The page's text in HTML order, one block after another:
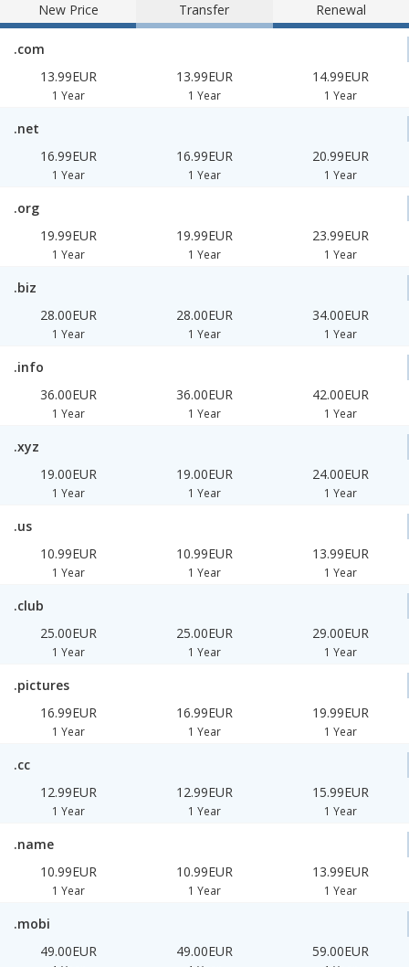
New Price
Transfer Renewal
.com
13.99EUR
1 Year
13.99EUR
1 Year
14.99EUR
1 Year
.net
16.99EUR
1 Year
16.99EUR
1 Year
20.99EUR
1 Year
.org
19.99EUR
1 Year
19.99EUR
1 Year
23.99EUR
1 Year
.biz
28.00EUR
1 Year
28.00EUR
1 Year
34.00EUR
1 Year
.info
36.00EUR
1 Year
36.00EUR
1 Year
42.00EUR
1 Year
.xyz
19.00EUR
1 Year
19.00EUR
1 Year
24.00EUR
1 Year
.us
10.99EUR
1 Year
10.99EUR
1 Year
13.99EUR
1 Year
.club
25.00EUR
1 Year
25.00EUR
1 Year
29.00EUR
1 Year
.pictures
16.99EUR
1 Year
16.99EUR
1 Year
19.99EUR
1 Year
.cc
12.99EUR
1 Year
12.99EUR
1 Year
15.99EUR
1 Year
.name
10.99EUR
1 Year
10.99EUR
1 Year
13.99EUR
1 Year
.mobi
49.00EUR
49.00EUR 59.00EUR